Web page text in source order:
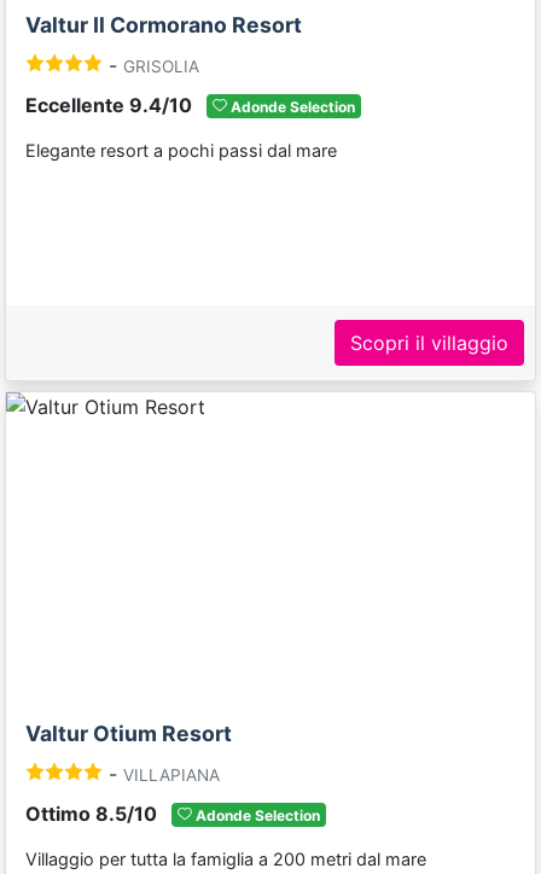
Valtur Il Cormorano Resort
- GRISOLIA
Eccellente 9.4/10 Adonde Selection
Elegante resort a pochi passi dal mare
Scopri il villaggio
Valtur Otium Resort
- VILLAPIANA
Ottimo 8.5/10 Adonde Selection
Villaggio per tutta la famiglia a 200 metri dal mare